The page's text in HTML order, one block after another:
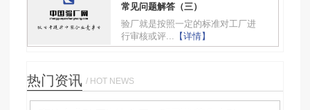
常见问题解答（三）
验厂就是按照一定的标准对工厂进
行审核或评... 【详情】
热门资讯 / HOT NEWS